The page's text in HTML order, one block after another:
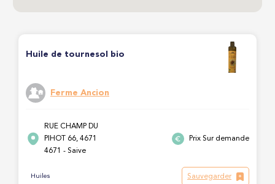
Huile de tournesol bio
Ferme Ancion
RUE CHAMP DU
PIHOT 66, 4671
4671 - Saive
Prix Sur demande
Huiles Sauvegarder